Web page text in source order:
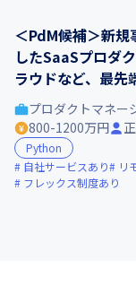
＜PdM候補＞新
したSaaSプロダ
ラウドなど、最先
プロダクトマネー
800-1200万円
Python
自社サービスあり
リ
フレックス制度あり